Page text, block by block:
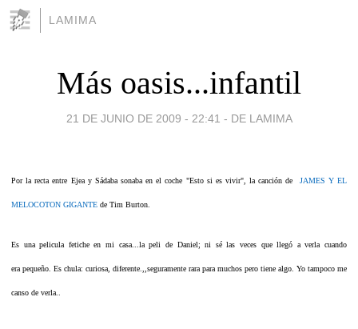
LAMIMA
Más oasis...infantil
21 DE JUNIO DE 2009 - 22:41 - DE LAMIMA
Por la recta entre Ejea y Sádaba sonaba en el coche "Esto si es vivir", la canción de JAMES Y EL
MELOCOTON GIGANTE de Tim Burton.
Es una pelicula fetiche en mi casa...la peli de Daniel; ni sé las veces que llegó a verla cuando
era pequeño. Es chula: curiosa, diferente.,,seguramente rara para muchos pero tiene algo. Yo tampoco me
canso de verla..